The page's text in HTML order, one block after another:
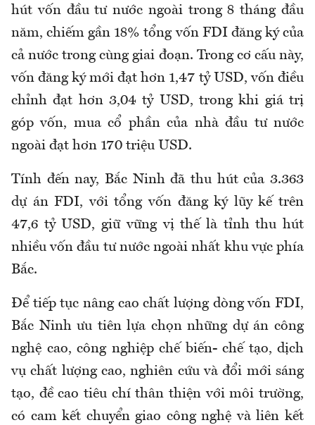
hút vốn đầu tư nước ngoài trong 8 tháng đầu
năm, chiếm gần 18% tổng vốn FDI đăng ký của
cả nước trong cùng giai đoạn. Trong cơ cấu này,
vốn đăng ký mới đạt hơn 1,47 tỷ USD, vốn điều
chỉnh đạt hơn 3,04 tỷ USD, trong khi giá trị
góp vốn, mua cổ phần của nhà đầu tư nước
ngoài đạt hơn 170 triệu USD.
Tính đến nay, Bắc Ninh đã thu hút của 3.363
dự án FDI, với tổng vốn đăng ký lũy kế trên
47,6 tỷ USD, giữ vững vị thế là tỉnh thu hút
nhiều vốn đầu tư nước ngoài nhất khu vực phía
Bắc.
Để tiếp tục nâng cao chất lượng dòng vốn FDI,
Bắc Ninh ưu tiên lựa chọn những dự án công
nghệ cao, công nghiệp chế biến- chế tạo, dịch
vụ chất lượng cao, nghiên cứu và đổi mới sáng
tạo, đề cao tiêu chí thân thiện với môi trường,
có cam kết chuyển giao công nghệ và liên kết